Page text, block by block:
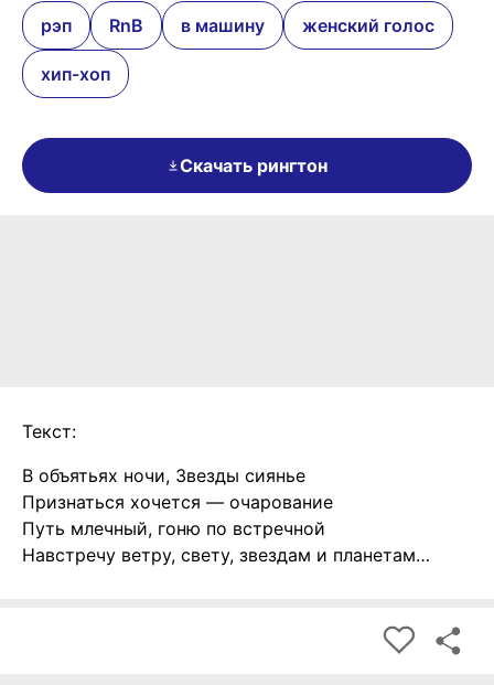
рэп RnB в машину женский голос
хип-хоп
Скачать рингтон
Текст:
В объятьях ночи, Звезды сиянье
Признаться хочется — очарование
Путь млечный, гоню по встречной
Навстречу ветру, свету, звездам и планетам…